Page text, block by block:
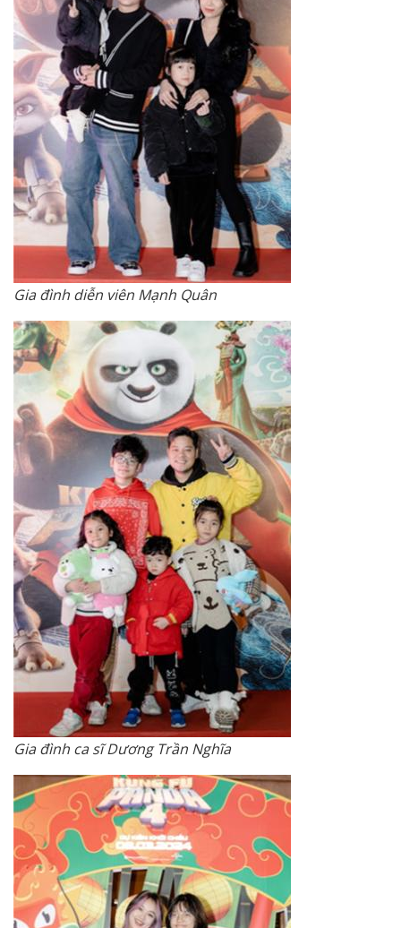
Gia đình diễn viên Mạnh Quân
Gia đình ca sĩ Dương Trần Nghĩa